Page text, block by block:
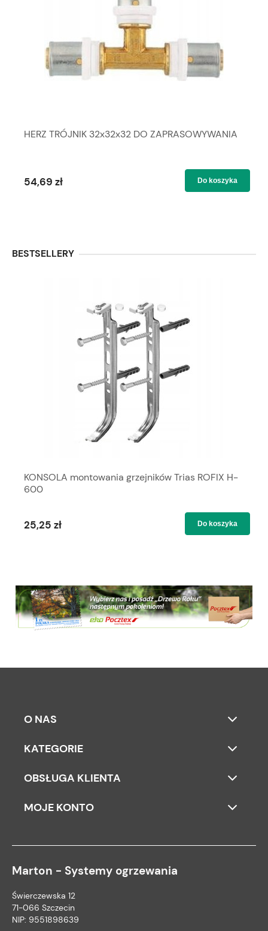
HERZ TRÓJNIK 32x32x32 DO ZAPRASOWYWANIA
54,69 zł Do koszyka
BESTSELLERY
KONSOLA montowania grzejników Trias ROFIX H-
600
25,25 zł Do koszyka
O NAS
KATEGORIE
OBSŁUGA KLIENTA
MOJE KONTO
Marton - Systemy ogrzewania
Świerczewska 12
71-066 Szczecin
NIP: 9551898639